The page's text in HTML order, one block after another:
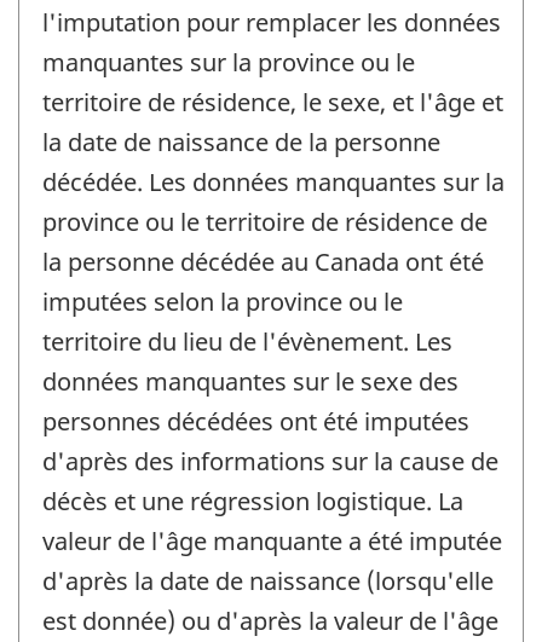
l'imputation pour remplacer les données
manquantes sur la province ou le
territoire de résidence, le sexe, et l'âge et
la date de naissance de la personne
décédée. Les données manquantes sur la
province ou le territoire de résidence de
la personne décédée au Canada ont été
imputées selon la province ou le
territoire du lieu de l'évènement. Les
données manquantes sur le sexe des
personnes décédées ont été imputées
d'après des informations sur la cause de
décès et une régression logistique. La
valeur de l'âge manquante a été imputée
d'après la date de naissance (lorsqu'elle
est donnée) ou d'après la valeur de l'âge